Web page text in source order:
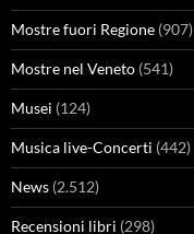
Mostre fuori Regione (907)
Mostre nel Veneto (541)
Musei (124)
Musica live-Concerti (442)
News (2.512)
Recensioni libri (298)